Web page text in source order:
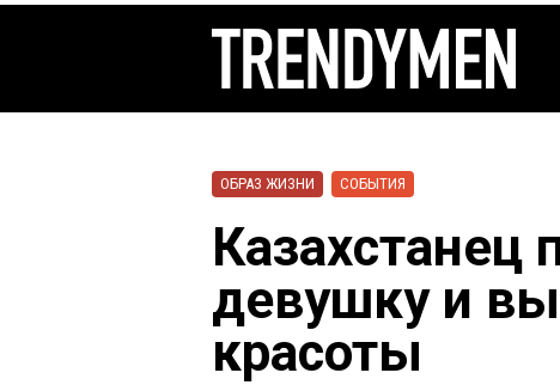
ОБРАЗ ЖИЗНИ СОБЫТИЯ
Казахстанец
девушку и
красоты